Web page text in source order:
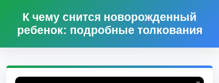
К чему снится новорожденный
ребенок: подробные толкования